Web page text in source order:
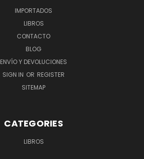
IMPORTADOS
LIBROS
CONTACTO
BLOG
ENVÍO Y DEVOLUCIONES
SIGN IN OR REGISTER
SITEMAP
CATEGORIES
LIBROS